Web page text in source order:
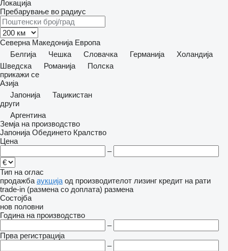
Локација
Пребарување во радиус
Северна Македонија Европа
Белгија
Чешка Словачка Германија
Холандија
Шведска
Романија
Полска
прикажи се
Азија
Јапонија
Таџикистан
други
Аргентина
Земја на производство
Јапонија Обединето Кралство
Цена
–
Тип на оглас
продажба аукција од производителот лизинг кредит на рати
trade-in (размена со доплата) размена
Состојба
нов половни
Година на производство
–
Прва регистрација
–